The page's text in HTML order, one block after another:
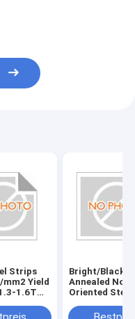
Strips
Yield
1.6T
Black
Bright/Black
Annealed
Oriented
HV150-HV200